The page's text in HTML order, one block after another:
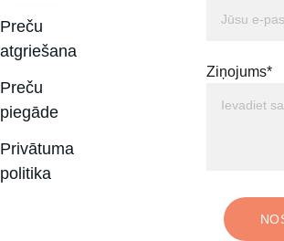
Ziņojums*
Preču
atgriešana
Preču
piegāde
Privātuma
politika